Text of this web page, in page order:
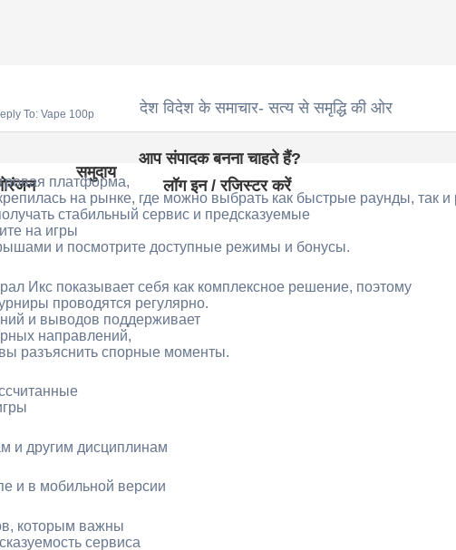
देश विदेश के समाचार- सत्य से समृद्धि की ओर
समुदाय
आप संपादक बनना चाहते हैं?
लॉग इन / रजिस्टर करें
To: Vape 100p
платформа,
на рынке, где можно выбрать как быстрые раунды, так и
стабильный сервис и предсказуемые
на игры
и посмотрите доступные режимы и бонусы.
Икс показывает себя как комплексное решение, поэтому
проводятся регулярно.
и выводов поддерживает
направлений,
разъяснить спорные моменты.
и другим дисциплинам
и в мобильной версии
которым важны
сервиса